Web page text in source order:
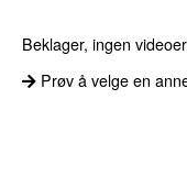
Beklager, ingen
Prøv å velge en